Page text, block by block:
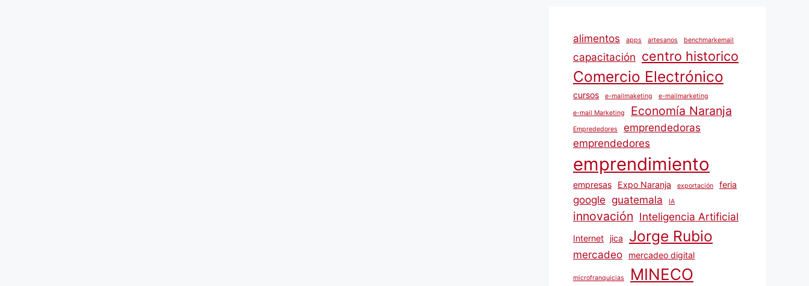
alimentos apps artesanos benchmarkemail
capacitación centro historico
Comercio Electrónico
cursos e-mailmaketing e-mailmarketing
e-mail Marketing Economía Naranja
Emprededores
emprendedoras
emprendedores
emprendimiento
empresas Expo Naranja exportación feria
google guatemala IA
innovación Inteligencia Artificial
Internet jica Jorge Rubio
mercadeo mercadeo digital
microfranquicias MINECO